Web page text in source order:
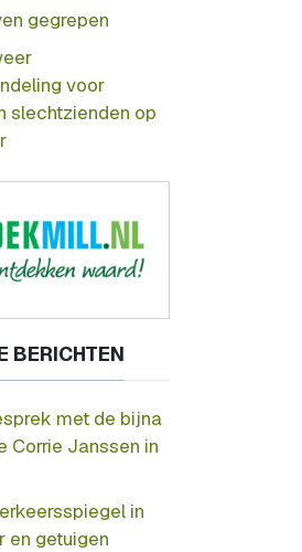
gegrepen
voor
slechtzienden op
BERICHTEN
met de bijna
Corrie Janssen in
in
en getuigen